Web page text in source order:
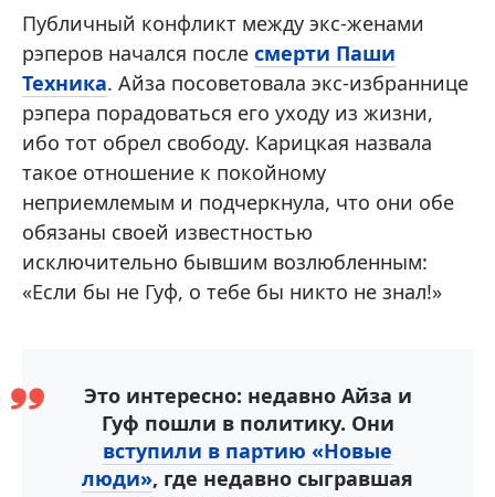
Публичный конфликт между экс-женами
рэперов начался после смерти Паши
Техника. Айза посоветовала экс-избраннице
рэпера порадоваться его уходу из жизни,
ибо тот обрел свободу. Карицкая назвала
такое отношение к покойному
неприемлемым и подчеркнула, что они обе
обязаны своей известностью
исключительно бывшим возлюбленным:
«Если бы не Гуф, о тебе бы никто не знал!»
Это интересно: недавно Айза и
Гуф пошли в политику. Они
вступили в партию «Новые
люди», где недавно сыгравшая